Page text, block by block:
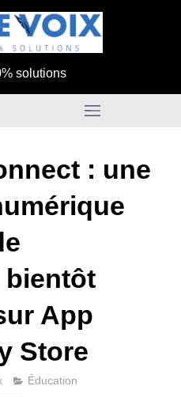
solutions
: une
bientôt
App
Store
Éducation